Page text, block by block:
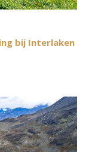
bij Interlaken